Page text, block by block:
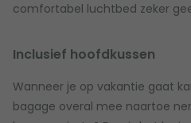
comfortabel luchtbed zeker
Inclusief hoofdkussen
Wanneer je op vakantie gaat
bagage overal mee naartoe